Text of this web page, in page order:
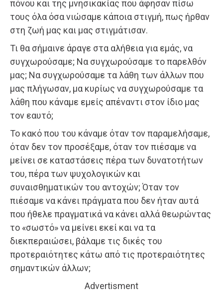
πόνου και της μνησικακίας που άφησαν πίσω
τους όλα όσα νιώσαμε κάποια στιγμή, πως ήρθαν
στη ζωή μας και μας στιγμάτισαν.
Τι θα σήμαινε άραγε στα αλήθεια για εμάς, να
συγχωρούσαμε; Να συγχωρούσαμε το παρελθόν
μας; Να συγχωρούσαμε τα λάθη των άλλων που
μας πλήγωσαν, μα κυρίως να συγχωρούσαμε τα
λάθη που κάναμε εμείς απέναντι στον ίδιο μας
τον εαυτό;
Το κακό που του κάναμε όταν τον παραμελήσαμε,
όταν δεν τον προσέξαμε, όταν τον πιέσαμε να
μείνει σε καταστάσεις πέρα των δυνατοτήτων
του, πέρα των ψυχολογικών και
συναισθηματικών του αντοχών; Όταν τον
πιέσαμε να κάνει πράγματα που δεν ήταν αυτά
που ήθελε πραγματικά να κάνει αλλά θεωρώντας
το «σωστό» να μείνει εκεί και να τα
διεκπεραιώσει, βάλαμε τις δικές του
προτεραιότητες κάτω από τις προτεραιότητες
σημαντικών άλλων;
Advertisment